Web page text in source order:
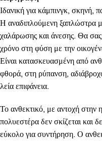
Ιδανική για κάμπινγκ, σκηνή,
Η αναδιπλούμενη ξαπλώστρα
χαλάρωσης και άνεσης. Θα
χρόνο στη φύση με την
Είναι κατασκευασμένη από
φθορά, στη ρύπανση,
λεία επιφάνεια.
Το ανθεκτικό, με αντοχή στην
πολυεστέρα δεν σκίζεται και
εύκολο για συντήρηση. Ο